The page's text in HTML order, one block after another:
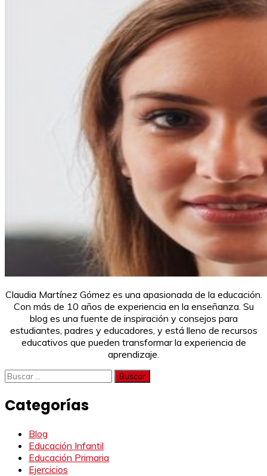
Claudia Martínez Gómez es una apasionada de la educación.
Con más de 10 años de experiencia en la enseñanza. Su
blog es una fuente de inspiración y consejos para
estudiantes, padres y educadores, y está lleno de recursos
educativos que pueden transformar la experiencia de
aprendizaje.
Buscar:
Categorías
Blog
Educación Infantil
Educación Primaria
Ejercicios